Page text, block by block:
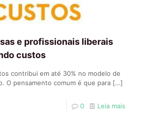
e profissionais liberais
custos
contribui em até 30% no modelo de
O pensamento comum é que para […]
0 Leia mais